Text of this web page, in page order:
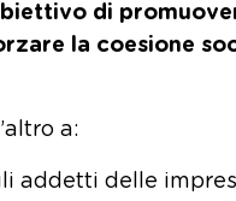
di
la coesione
a:
addetti delle